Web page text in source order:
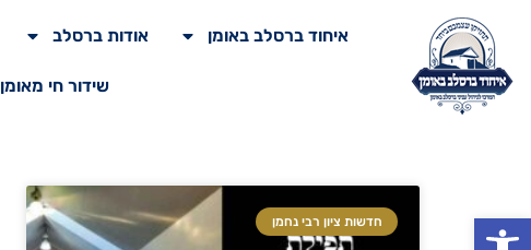
פתח סרגל נגישות
איחוד ברסלב באומן אודות ברסלב
שידור חי מאומן
חדשות ציון רבי נחמן